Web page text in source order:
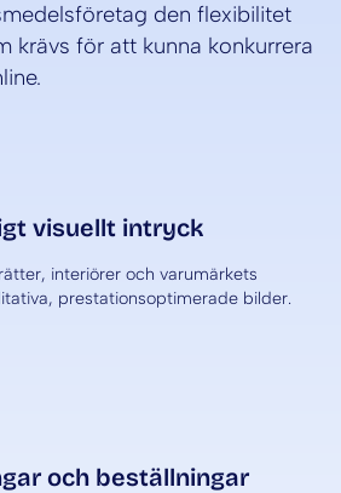
den flexibilitet
krävs för att kunna konkurrera
visuellt intryck
interiörer och varumärkets
prestationsoptimerade bilder.
och beställningar